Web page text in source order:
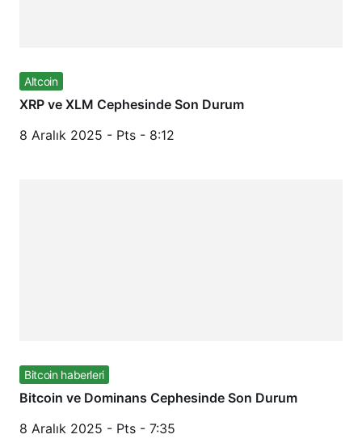
Altcoin
XRP ve XLM Cephesinde Son Durum
8 Aralık 2025 - Pts - 8:12
Bitcoin haberleri
Bitcoin ve Dominans Cephesinde Son Durum
8 Aralık 2025 - Pts - 7:35